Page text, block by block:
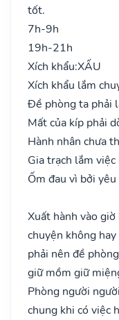
tốt.
7h-9h
19h-21h
Xích khẩu:XẤU
Xích khẩu lắm
Đề phòng ta phải
Mất của kíp phải
Hành nhân chưa
Gia trạch lắm
Ốm đau vì bởi
Xuất hành vào giờ
chuyện không
phải nên đề
giữ mồm giữ
Phòng người
chung khi có việc